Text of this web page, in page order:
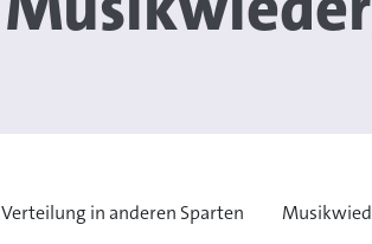
Verteilung in anderen Sparten